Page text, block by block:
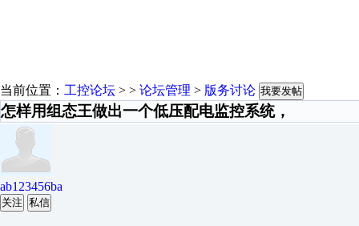
当前位置： 工控论坛 > > 论坛管理 > 版务讨论 我要发帖
怎样用组态王做出一个低压配电监控系统，
ab123456ba
关注 私信